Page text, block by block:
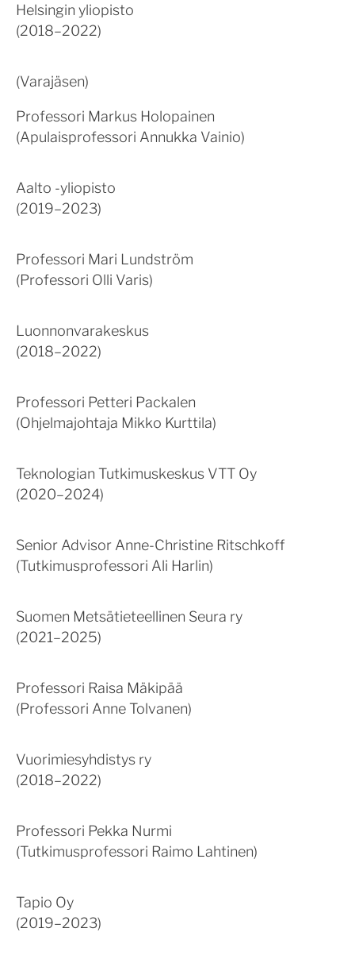
Helsingin yliopisto
(2018–2022)
(Varajäsen)
Professori Markus Holopainen
(Apulaisprofessori Annukka Vainio)
Aalto -yliopisto
(2019–2023)
Professori Mari Lundström
(Professori Olli Varis)
Luonnonvarakeskus
(2018–2022)
Professori Petteri Packalen
(Ohjelmajohtaja Mikko Kurttila)
Teknologian Tutkimuskeskus VTT Oy
(2020–2024)
Senior Advisor Anne-Christine Ritschkoff
(Tutkimusprofessori Ali Harlin)
Suomen Metsätieteellinen Seura ry
(2021–2025)
Professori Raisa Mäkipää
(Professori Anne Tolvanen)
Vuorimiesyhdistys ry
(2018–2022)
Professori Pekka Nurmi
(Tutkimusprofessori Raimo Lahtinen)
Tapio Oy
(2019–2023)